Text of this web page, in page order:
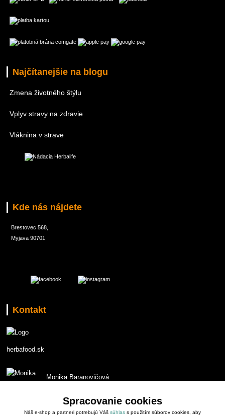
Najčítanejšie na blogu
Zmena životného štýlu
Vplyv stravy na zdravie
Vláknina v strave
Kde nás nájdete
Brestovec 568,
Myjava 90701
Kontakt
herbafood.sk
Monika Baranovičová
monika.baranovicova@gmail.com
Spracovanie cookies
Náš e-shop a partneri potrebujú Váš súhlas s použitím súborov cookies, aby